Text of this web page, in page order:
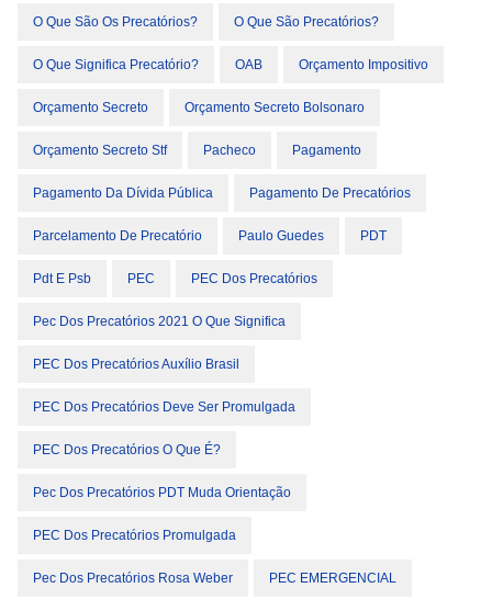
O Que São Os Precatórios? O Que São Precatórios?
O Que Significa Precatório? OAB Orçamento Impositivo
Orçamento Secreto Orçamento Secreto Bolsonaro
Orçamento Secreto Stf Pacheco Pagamento
Pagamento Da Dívida Pública Pagamento De Precatórios
Parcelamento De Precatório Paulo Guedes PDT
Pdt E Psb PEC PEC Dos Precatórios
Pec Dos Precatórios 2021 O Que Significa
PEC Dos Precatórios Auxílio Brasil
PEC Dos Precatórios Deve Ser Promulgada
PEC Dos Precatórios O Que É?
Pec Dos Precatórios PDT Muda Orientação
PEC Dos Precatórios Promulgada
Pec Dos Precatórios Rosa Weber PEC EMERGENCIAL